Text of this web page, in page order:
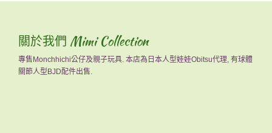
關於我們 Mimi Collection
專售Monchhichi公仔及親子玩具. 本店為日本人型娃娃Obitsu代理, 有球體
關節人型BJD配件出售.